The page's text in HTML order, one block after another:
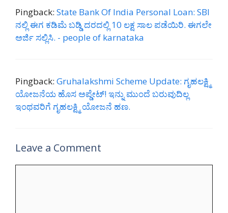
Pingback: State Bank Of India Personal Loan: SBI
ನಲ್ಲಿ ಈಗ ಕಡಿಮೆ ಬಡ್ಡಿ ದರದಲ್ಲಿ 10 ಲಕ್ಷ ಸಾಲ ಪಡೆಯಿರಿ. ಈಗಲೇ
ಅರ್ಜಿ ಸಲ್ಲಿಸಿ. - people of karnataka
Pingback: Gruhalakshmi Scheme Update: ಗೃಹಲಕ್ಷ್ಮಿ
ಯೋಜನೆಯ ಹೊಸ ಅಪ್ಡೇಟ್! ಇನ್ನು ಮುಂದೆ ಬರುವುದಿಲ್ಲ
ಇಂಥವರಿಗೆ ಗೃಹಲಕ್ಷ್ಮಿ ಯೋಜನೆ ಹಣ.
Leave a Comment